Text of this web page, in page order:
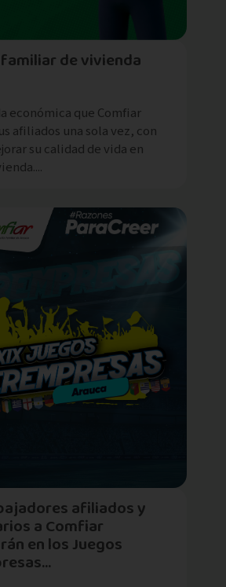
de vivienda
económica que Comfiar
afiliados una sola vez, con
su calidad de vida en
afiliados y
a Comfiar
en los Juegos